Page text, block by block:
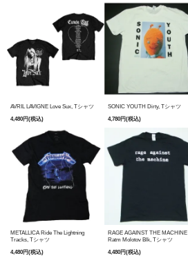
AVRIL LAVIGNE Love Sux, Tシャツ
4,480円(税込)
SONIC YOUTH Dirty, Tシャツ
4,780円(税込)
METALLICA Ride The Lightning
Tracks, Tシャツ
4,480円(税込)
RAGE AGAINST THE MACHINE
Ratm Molotov Blk, Tシャツ
4,480円(税込)